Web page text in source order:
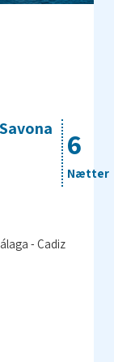
6
Nætter
- Cadiz